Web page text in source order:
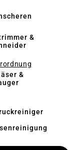
&
&